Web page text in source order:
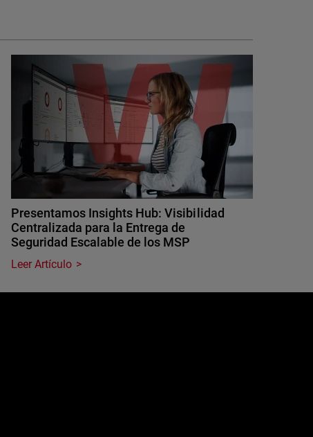
Presentamos Insights Hub: Visibilidad
Centralizada para la Entrega de
Seguridad Escalable de los MSP
Leer Artículo